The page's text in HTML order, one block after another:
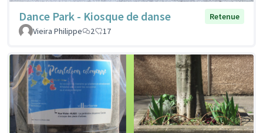
Dance Park - Kiosque de danse
Retenue
Vieira Philippe
2 17